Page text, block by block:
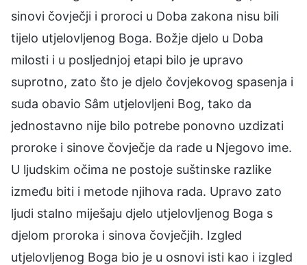
sinovi čovječji i proroci u Doba zakona nisu bili
tijelo utjelovljenog Boga. Božje djelo u Doba
milosti i u posljednjoj etapi bilo je upravo
suprotno, zato što je djelo čovjekovog spasenja i
suda obavio Sâm utjelovljeni Bog, tako da
jednostavno nije bilo potrebe ponovno uzdizati
proroke i sinove čovječje da rade u Njegovo ime.
U ljudskim očima ne postoje suštinske razlike
između biti i metode njihova rada. Upravo zato
ljudi stalno miješaju djelo utjelovljenog Boga s
djelom proroka i sinova čovječjih. Izgled
utjelovljenog Boga bio je u osnovi isti kao i izgled